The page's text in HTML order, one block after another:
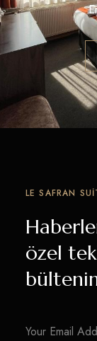
LE SAFRAN
özel